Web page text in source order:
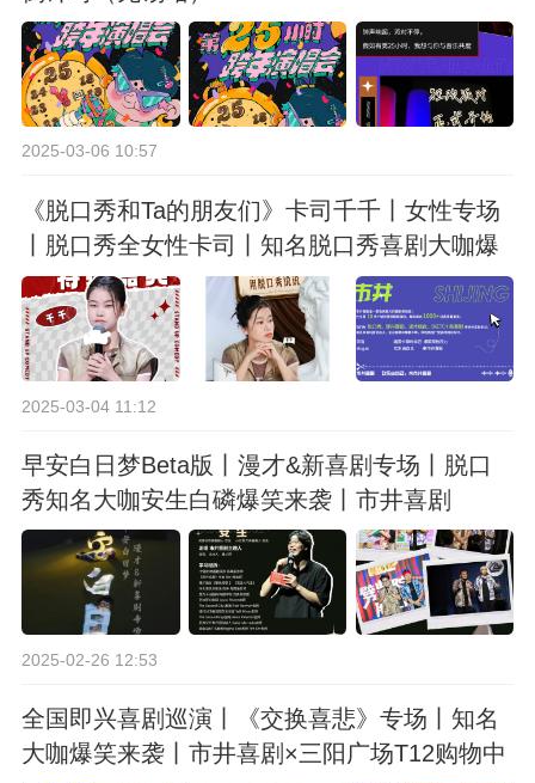
2025-03-06 10:57
《脱口秀和Ta的朋友们》卡司千千丨女性专场
丨脱口秀全女性卡司丨知名脱口秀喜剧大咖爆
笑来袭丨市井喜剧
2025-03-04 11:12
早安白日梦Beta版丨漫才&新喜剧专场丨脱口
秀知名大咖安生白磷爆笑来袭丨市井喜剧
2025-02-26 12:53
全国即兴喜剧巡演丨《交换喜悲》专场丨知名
大咖爆笑来袭丨市井喜剧×三阳广场T12购物中